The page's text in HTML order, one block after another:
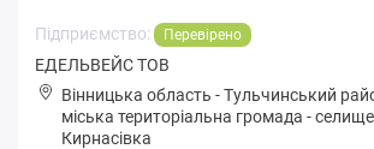
Підприємство: Перевірено
ЕДЕЛЬВЕЙС ТОВ
Вінницька область -Тульчинський
міська територіальна громада -селище
Кирнасівка